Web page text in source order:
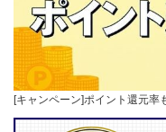
[キャンペーン]ポイント還元